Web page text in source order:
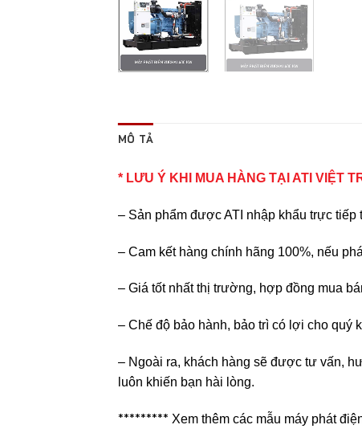
MÔ TẢ
* LƯU Ý KHI MUA HÀNG TẠI ATI VIỆT
– Sản phẩm được ATI nhập khẩu trực tiếp
– Cam kết hàng chính hãng 100%, nếu
– Giá tốt nhất thị trường, hợp đồng mua
– Chế độ bảo hành, bảo trì có lợi cho quý
– Ngoài ra, khách hàng sẽ được tư vấn,
luôn khiến bạn hài lòng.
********* Xem thêm các mẫu máy phát